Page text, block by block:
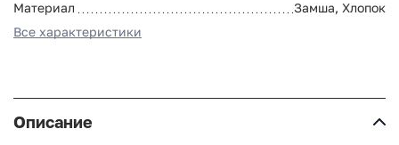
Материал
Замша, Хлопок
Все характеристики
Описание